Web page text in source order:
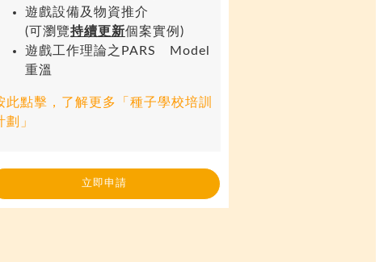
遊戲設備及物資推介
(可瀏覽持續更新個案實例)
遊戲工作理論之PARS Model
重溫
此點擊，了解更多「種子學校培訓
劃」
立即申請